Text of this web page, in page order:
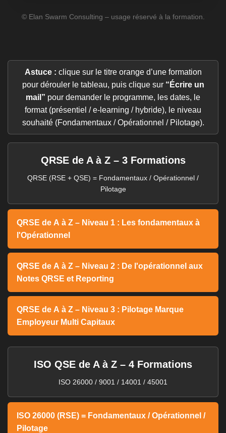
© Elan Swarm Consulting – usage réservé à la formation.
Astuce : clique sur le titre orange d’une formation
pour dérouler le tableau, puis clique sur “Écrire un
mail” pour demander le programme, les dates, le
format (présentiel / e-learning / hybride), le niveau
souhaité (Fondamentaux / Opérationnel / Pilotage).
QRSE de A à Z – 3 Formations
QRSE (RSE + QSE) = Fondamentaux / Opérationnel /
Pilotage
QRSE de A à Z – Niveau 1 : Les fondamentaux à
l'Opérationnel
QRSE de A à Z – Niveau 2 : De l'opérationnel aux
Notes QRSE et Reporting
QRSE de A à Z – Niveau 3 : Pilotage Marque
Employeur Multi Capitaux
ISO QSE de A à Z – 4 Formations
ISO 26000 / 9001 / 14001 / 45001
ISO 26000 (RSE) = Fondamentaux / Opérationnel /
Pilotage